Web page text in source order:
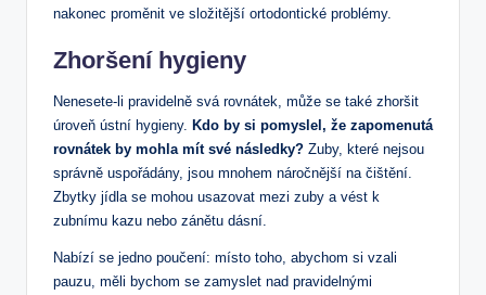
nakonec proměnit ve složitější ortodontické problémy.
Zhoršení hygieny
Nenesete-li pravidelně svá rovnátek, může se také zhoršit
úroveň ústní hygieny. Kdo by si pomyslel, že zapomenutá
rovnátek by mohla mít své následky? Zuby, které nejsou
správně uspořádány, jsou mnohem náročnější na čištění.
Zbytky jídla se mohou usazovat mezi zuby a vést k
zubnímu kazu nebo zánětu dásní.
Nabízí se jedno poučení: místo toho, abychom si vzali
pauzu, měli bychom se zamyslet nad pravidelnými